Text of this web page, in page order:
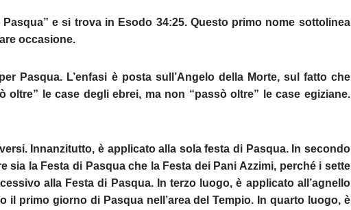
e si trova in Esodo 34:25. Questo primo nome sottolinea
occasione.
Pasqua. L’enfasi è posta sull’Angelo della Morte, sul fatto che
oltre” le case degli ebrei, ma non “passò oltre” le case egiziane.
Innanzitutto, è applicato alla sola festa di Pasqua. In secondo
sia la Festa di Pasqua che la Festa dei Pani Azzimi, perché i sette
alla Festa di Pasqua. In terzo luogo, è applicato all’agnello
il primo giorno di Pasqua nell’area del Tempio. In quarto luogo, è